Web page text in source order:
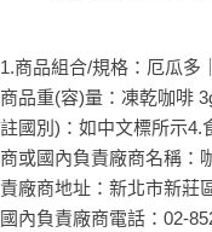
1.商品組合/規格：厄瓜多
商品重(容)量：凍乾咖啡
註國別)：如中文標所示4.
商或國內負責廠商名稱：
責廠商地址：新北市新莊
國內負責廠商電話：02-